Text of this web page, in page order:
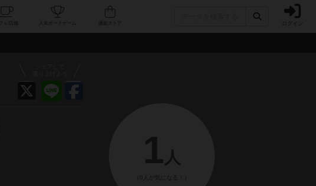
人気ボードゲーム ログイン
1 人
（0人が気になる！）